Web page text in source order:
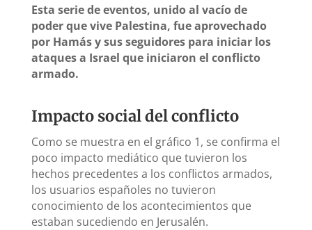
Esta serie de eventos, unido al vacío de
poder que vive Palestina, fue aprovechado
por Hamás y sus seguidores para iniciar los
ataques a Israel que iniciaron el conflicto
armado.
Impacto social del conflicto
Como se muestra en el gráfico 1, se confirma el
poco impacto mediático que tuvieron los
hechos precedentes a los conflictos armados,
los usuarios españoles no tuvieron
conocimiento de los acontecimientos que
estaban sucediendo en Jerusalén.